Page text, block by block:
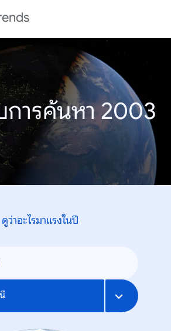
ารค้นหา 2003
ดูว่าอะไรมาแรงในปี